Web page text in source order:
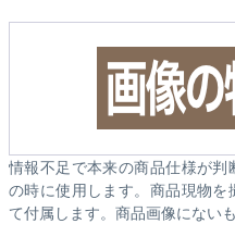
情報不足で本来の商品仕様が
の時に使用します。商品現物
て付属します。商品画像にない